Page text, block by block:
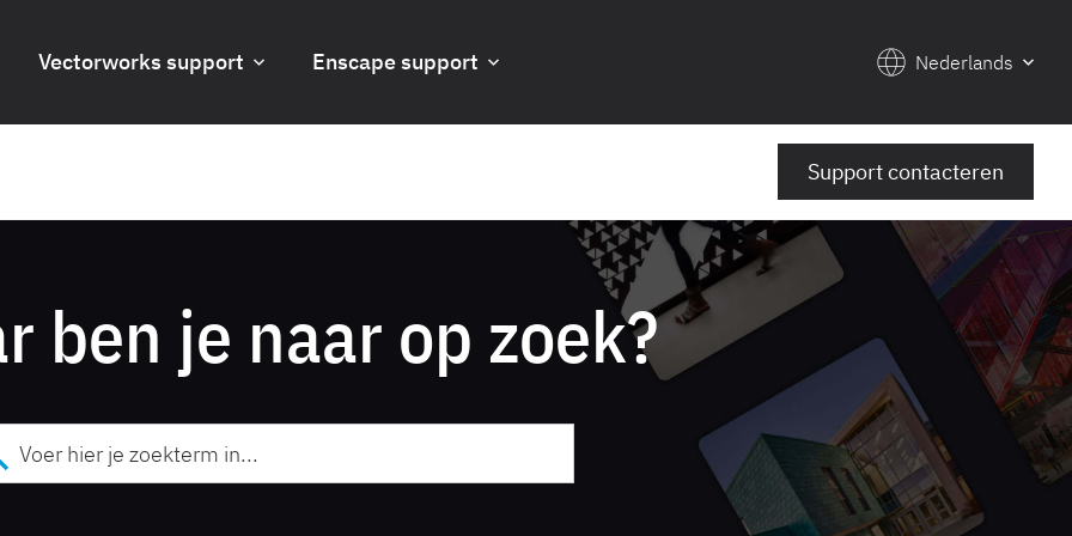
Vectorworks support Enscape support Nederlands
Support contacteren
ben je naar op zoek?